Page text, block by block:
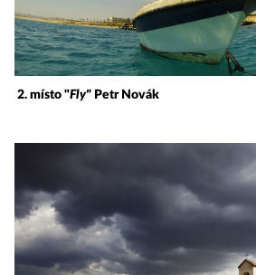
2. místo "Fly" Petr Novák